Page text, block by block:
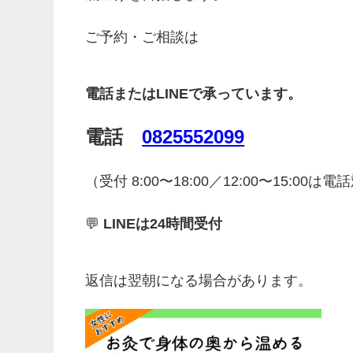
ご予約・ご相談は
電話またはLINEで承っています。
電話 0825552099
（受付 8:00〜18:00／12:00〜15:00は電話
💬 LINEは24時間受付
返信は翌朝になる場合があります。